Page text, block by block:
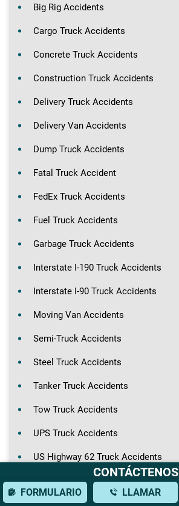
Big Rig Accidents
Cargo Truck Accidents
Concrete Truck Accidents
Construction Truck Accidents
Delivery Truck Accidents
Delivery Van Accidents
Dump Truck Accidents
Fatal Truck Accident
FedEx Truck Accidents
Fuel Truck Accidents
Garbage Truck Accidents
Interstate I-190 Truck Accidents
Interstate I-90 Truck Accidents
Moving Van Accidents
Semi-Truck Accidents
Steel Truck Accidents
Tanker Truck Accidents
Tow Truck Accidents
UPS Truck Accidents
US Highway 62 Truck Accidents
Walmart Truck Accidents
CONTÁCTENOS
FORMULARIO LLAMAR